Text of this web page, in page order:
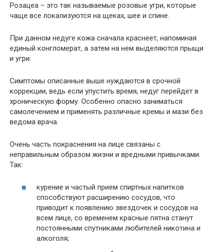
Розацеа – это так называемые розовые угри, которые
чаще все локализуются на щеках, шее и спине.
При данном недуге кожа сначала краснеет, напоминая
единый конгломерат, а затем на нем выделяются прыщи
и угри.
Симптомы описанные выше нуждаются в срочной
коррекции, ведь если упустить время, недуг перейдет в
хроническую форму. Особенно опасно заниматься
самолечением и применять различные кремы и мази без
ведома врача.
Очень часть покраснения на лице связаны с
неправильным образом жизни и вредными привычками.
Так:
курение и частый прием спиртных напитков
способствуют расширению сосудов, что
приводит к появлению звездочек и сосудов на
всем лице, со временем красные пятна станут
постоянными спутниками любителей никотина и
алкоголя;